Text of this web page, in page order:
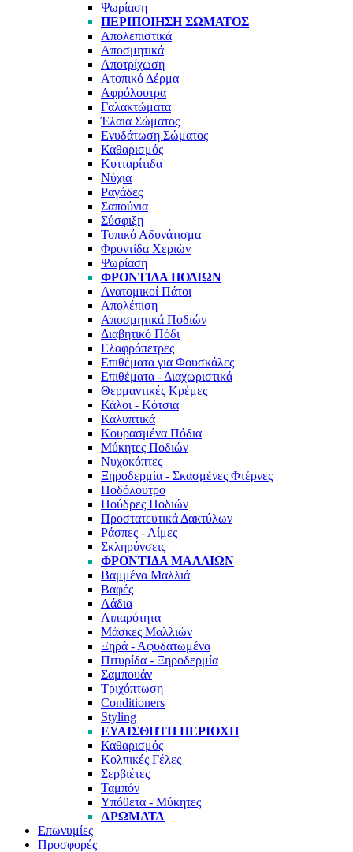
Ψωρίαση
ΠΕΡΙΠΟΊΗΣΗ ΣΏΜΑΤΟΣ
Απολεπιστικά
Αποσμητικά
Αποτρίχωση
Ατοπικό Δέρμα
Αφρόλουτρα
Γαλακτώματα
Έλαια Σώματος
Ενυδάτωση Σώματος
Καθαρισμός
Κυτταρίτιδα
Νύχια
Ραγάδες
Σαπούνια
Σύσφιξη
Τοπικό Αδυνάτισμα
Φροντίδα Χεριών
Ψωρίαση
ΦΡΟΝΤΊΔΑ ΠΟΔΙΏΝ
Ανατομικοί Πάτοι
Απολέπιση
Αποσμητικά Ποδιών
Διαβητικό Πόδι
Ελαφρόπετρες
Επιθέματα για Φουσκάλες
Επιθέματα - Διαχωριστικά
Θερμαντικές Κρέμες
Κάλοι - Κότσια
Καλυπτικά
Κουρασμένα Πόδια
Μύκητες Ποδιών
Νυχοκόπτες
Ξηροδερμία - Σκασμένες Φτέρνες
Ποδόλουτρο
Πούδρες Ποδιών
Προστατευτικά Δακτύλων
Ράσπες - Λίμες
Σκληρύνσεις
ΦΡΟΝΤΊΔΑ ΜΑΛΛΙΏΝ
Βαμμένα Μαλλιά
Βαφές
Λάδια
Λιπαρότητα
Μάσκες Μαλλιών
Ξηρά - Αφυδατωμένα
Πιτυρίδα - Ξηροδερμία
Σαμπουάν
Τριχόπτωση
Conditioners
Styling
ΕΥΑΊΣΘΗΤΗ ΠΕΡΙΟΧΉ
Καθαρισμός
Κολπικές Γέλες
Σερβιέτες
Ταμπόν
Υπόθετα - Μύκητες
ΑΡΏΜΑΤΑ
Επωνυμίες
Προσφορές